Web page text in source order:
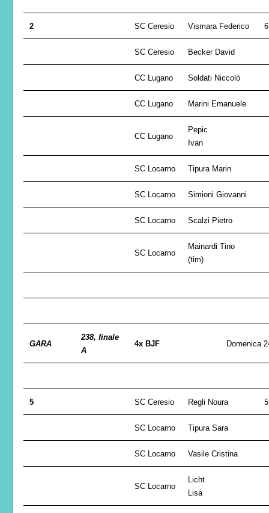
2 SC Ceresio Vismara Federico
SC Ceresio Becker David
CC Lugano Soldati Niccolò
CC Lugano Marini Emanuele
CC Lugano
Pepic
Ivan
SC Locarno Tipura Marin
SC Locarno Simioni Giovanni
SC Locarno Scalzi Pietro
SC Locarno
Mainardi Tino
(tim)
GARA
238, finale
A
4x BJF Domenica
5 SC Ceresio Regli Noura
SC Locarno Tipura Sara
SC Locarno Vasile Cristina
SC Locarno
Licht
Lisa